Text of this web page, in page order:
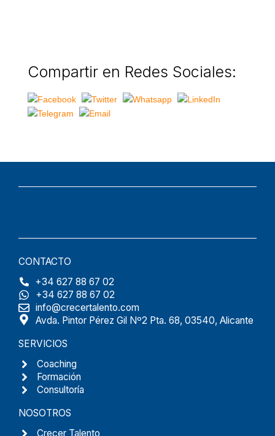
Compartir en Redes Sociales:
CONTACTO
+34 627 88 67 02
+34 627 88 67 02
info@crecertalento.com
Avda. Pintor Pérez Gil Nº2 Pta. 68, 03540, Alicante
SERVICIOS
Coaching
Formación
Consultoría
NOSOTROS
Crecer Talento